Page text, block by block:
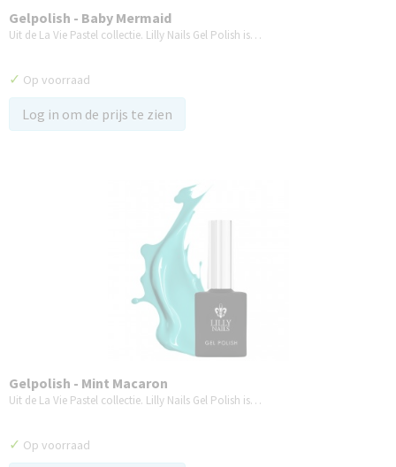
Gelpolish - Baby Mermaid
Uit de La Vie Pastel collectie. Lilly Nails Gel Polish is…
✓ Op voorraad
Log in om de prijs te zien
Gelpolish - Mint Macaron
Uit de La Vie Pastel collectie. Lilly Nails Gel Polish is…
✓ Op voorraad